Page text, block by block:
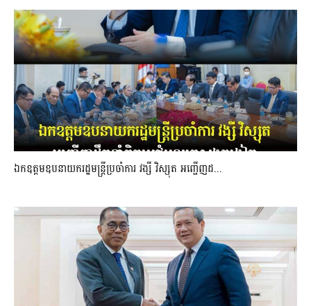
ឯកឧត្តមឧបនាយករដ្ឋមន្រ្តីប្រចាំការ វង្សី វិស្សុត អញ្ជើញដ...